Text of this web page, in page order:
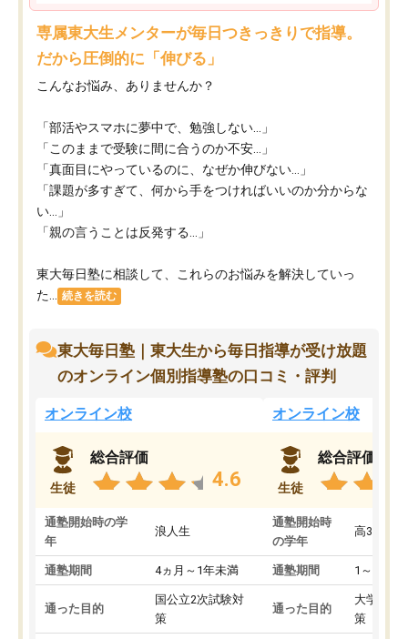
専属東大生メンターが毎日つきっきりで指導。
だから圧倒的に「伸びる」
こんなお悩み、ありませんか？
「部活やスマホに夢中で、勉強しない…」
「このままで受験に間に合うのか不安…」
「真面目にやっているのに、なぜか伸びない…」
「課題が多すぎて、何から手をつければいいのか分からな
い…」
「親の言うことは反発する…」
東大毎日塾に相談して、これらのお悩みを解決していっ
た...
続きを読む
東大毎日塾｜東大生から毎日指導が受け放題
のオンライン個別指導塾の口コミ・評判
オンライン校
生徒
総合評価
4.6
通塾開始時の学
年
浪人生
通塾期間 4ヵ月～1年未満
通った目的
国公立2次試験対
策
オンライン校
生徒
総合評価
通塾開始時
の学年
高3
通塾期間 1～3ヵ月
通った目的
大学入学
策